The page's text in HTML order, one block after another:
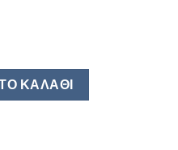
ΚΑΛΆΘΙ